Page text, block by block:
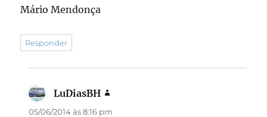
Mário Mendonça
Responder
LuDiasBH
05/06/2014 às 8:16 pm